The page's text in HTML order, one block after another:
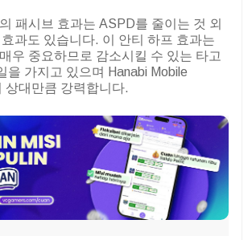
패시브 효과는 ASPD를 줄이는 것 외
과도 있습니다. 이 안티 하프 효과는
우 중요하므로 감소시킬 수 있는 타고
을 가지고 있으며 Hanabi Mobile
상대만큼 강력합니다.